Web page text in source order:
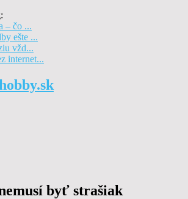
– čo ...
ešte ...
vžd...
internet...
byť strašiak